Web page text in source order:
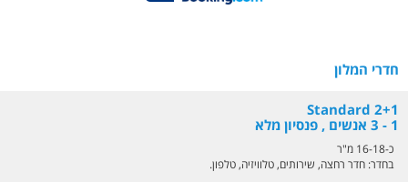
חדרי המלון
Standard 2+1
1 - 3 אנשים , פנסיון מלא
כ-16-18 מ"ר
בחדר: חדר רחצה, שירותים, טלוויזיה, טלפון.